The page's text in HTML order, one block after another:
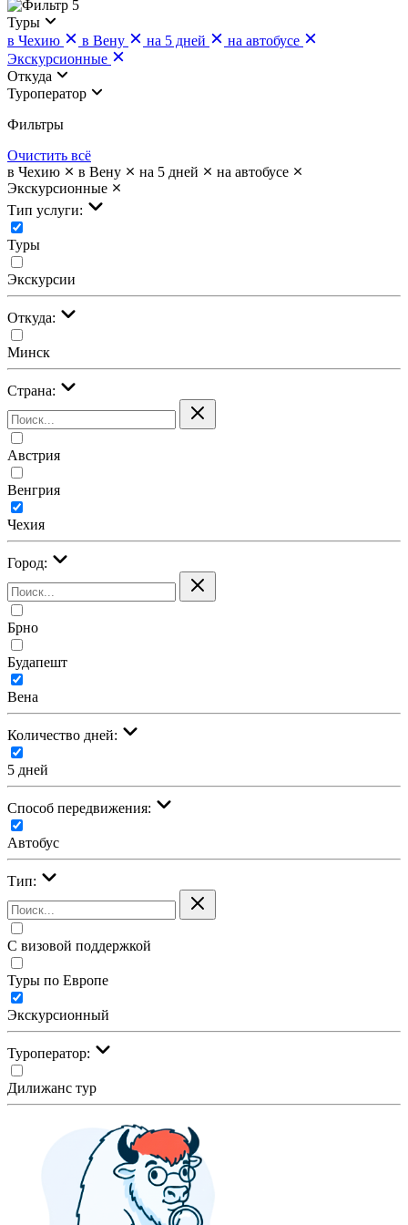
5
Туры
в Чехию
в Вену на 5 дней
на автобусе
Экскурсионные
Откуда
Туроператор
Фильтры
Очистить всё
в Чехию
в Вену на 5 дней
на автобусе
Экскурсионные
Тип услуги:
Туры
Экскурсии
Откуда:
Минск
Страна:
Австрия
Венгрия
Чехия
Город:
Брно
Будапешт
Вена
Количество дней:
5 дней
Cпособ передвижения:
Автобус
Тип:
С визовой поддержкой
Туры по Европе
Экскурсионный
Туроператор:
Дилижанс тур